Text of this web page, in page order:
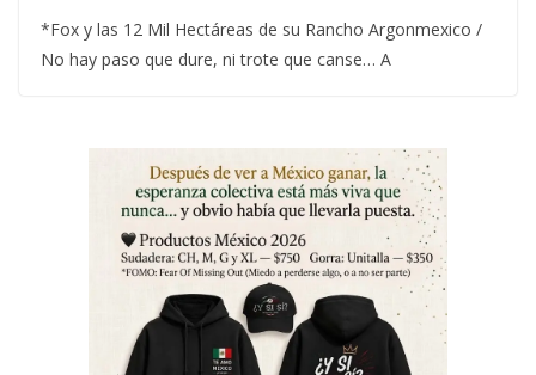
*Fox y las 12 Mil Hectáreas de su Rancho Argonmexico /
No hay paso que dure, ni trote que canse… A